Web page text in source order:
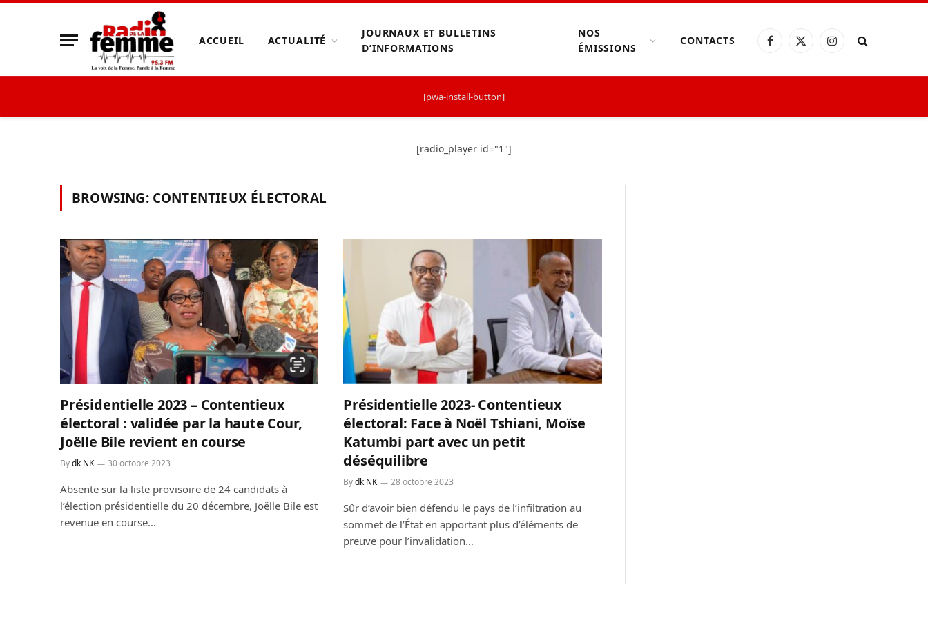
ACCUEIL ACTUALITÉ
JOURNAUX ET BULLETINS
D’INFORMATIONS
NOS
ÉMISSIONS
CONTACTS Facebook
X
Instagram
[pwa-install-button]
[radio_player id="1"]
BROWSING: CONTENTIEUX ÉLECTORAL
Présidentielle 2023 – Contentieux
électoral : validée par la haute Cour,
Joëlle Bile revient en course
Bydk NK 30 octobre 2023
Absente sur la liste provisoire de 24 candidats à
l’élection présidentielle du 20 décembre, Joëlle Bile est
revenue en course…
Présidentielle 2023- Contentieux
électoral: Face à Noël Tshiani, Moïse
Katumbi part avec un petit
déséquilibre
By dk NK 28 octobre 2023
Sûr d’avoir bien défendu le pays de l’infiltration au
sommet de l’État en apportant plus d’éléments de
preuve pour l’invalidation…